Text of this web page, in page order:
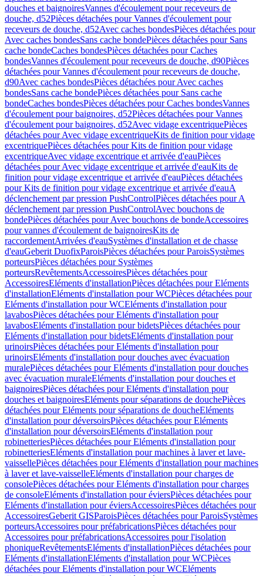
douches et baignoiresVannes d'écoulement pour receveurs de
douche, d52Pièces détachées pour Vannes d'écoulement pour
receveurs de douche, d52Avec caches bondesPièces détachées pour
Avec caches bondesSans cache bondePièces détachées pour Sans
cache bondeCaches bondesPièces détachées pour Caches
bondesVannes d'écoulement pour receveurs de douche, d90Pièces
détachées pour Vannes d'écoulement pour receveurs de douche,
d90Avec caches bondesPièces détachées pour Avec caches
bondesSans cache bondePièces détachées pour Sans cache
bondeCaches bondesPièces détachées pour Caches bondesVannes
d'écoulement pour baignoires, d52Pièces détachées pour Vannes
d'écoulement pour baignoires, d52Avec vidage excentriquePièces
détachées pour Avec vidage excentriqueKits de finition pour vidage
excentriquePièces détachées pour Kits de finition pour vidage
excentriqueAvec vidage excentrique et arrivée d'eauPièces
détachées pour Avec vidage excentrique et arrivée d'eauKits de
finition pour vidage excentrique et arrivée d'eauPièces détachées
pour Kits de finition pour vidage excentrique et arrivée d'eauA
déclenchement par pression PushControlPièces détachées pour A
déclenchement par pression PushControlAvec bouchons de
bondePièces détachées pour Avec bouchons de bondeAccessoires
pour vannes d'écoulement de baignoiresKits de
raccordementArrivées d'eauSystèmes d'installation et de chasse
d'eauGeberit DuofixParoisPièces détachées pour ParoisSystèmes
porteursPièces détachées pour Systèmes
porteursRevêtementsAccessoiresPièces détachées pour
AccessoiresEléments d'installationPièces détachées pour Eléments
d'installationEléments d'installation pour WCPièces détachées pour
Eléments d'installation pour WCEléments d'installation pour
lavabosPièces détachées pour Eléments d'installation pour
lavabosEléments d'installation pour bidetsPièces détachées pour
Eléments d'installation pour bidetsEléments d'installation pour
urinoirsPièces détachées pour Eléments d'installation pour
urinoirsEléments d'installation pour douches avec évacuation
muralePièces détachées pour Eléments d'installation pour douches
avec évacuation muraleEléments d'installation pour douches et
baignoiresPièces détachées pour Eléments d'installation pour
douches et baignoiresEléments pour séparations de douchePièces
détachées pour Eléments pour séparations de doucheEléments
d'installation pour déversoirsPièces détachées pour Eléments
d'installation pour déversoirsEléments d'installation pour
robinetteriesPièces détachées pour Eléments d'installation pour
robinetteriesEléments d'installation pour machines à laver et lave-
vaissellePièces détachées pour Eléments d'installation pour machines
à laver et lave-vaisselleEléments d'installation pour charges de
consolePièces détachées pour Eléments d'installation pour charges
de consoleEléments d'installation pour éviersPièces détachées pour
Eléments d'installation pour éviersAccessoiresPièces détachées pour
AccessoiresGeberit GISParoisPièces détachées pour ParoisSystèmes
porteursAccessoires pour préfabricationsPièces détachées pour
Accessoires pour préfabricationsAccessoires pour l'isolation
phoniqueRevêtementsEléments d'installationPièces détachées pour
Eléments d'installationEléments d'installation pour WCPièces
détachées pour Eléments d'installation pour WCEléments